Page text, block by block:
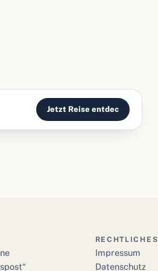
Jetzt Reise entdec
RECHTLICHES
Impressum
Datenschutz